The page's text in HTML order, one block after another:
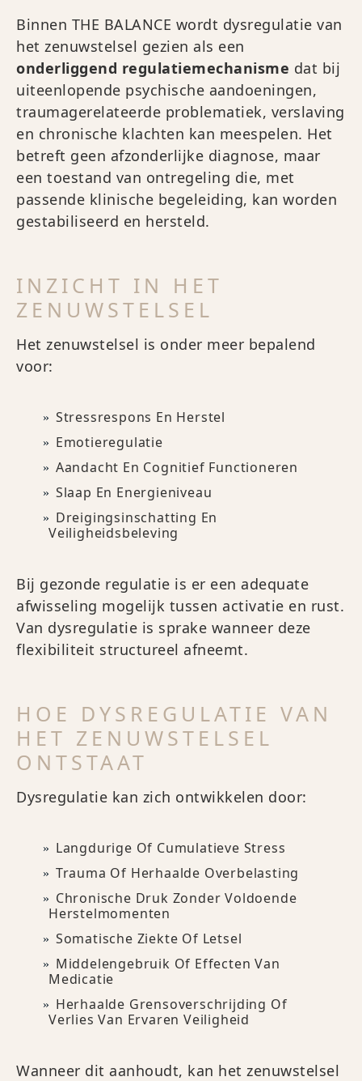
Binnen THE BALANCE wordt dysregulatie van
het zenuwstelsel gezien als een
onderliggend regulatiemechanisme dat bij
uiteenlopende psychische aandoeningen,
traumagerelateerde problematiek, verslaving
en chronische klachten kan meespelen. Het
betreft geen afzonderlijke diagnose, maar
een toestand van ontregeling die, met
passende klinische begeleiding, kan worden
gestabiliseerd en hersteld.
INZICHT IN HET
ZENUWSTELSEL
Het zenuwstelsel is onder meer bepalend
voor:
Stressrespons En Herstel
Emotieregulatie
Aandacht En Cognitief Functioneren
Slaap En Energieniveau
Dreigingsinschatting En
Veiligheidsbeleving
Bij gezonde regulatie is er een adequate
afwisseling mogelijk tussen activatie en rust.
Van dysregulatie is sprake wanneer deze
flexibiliteit structureel afneemt.
HOE DYSREGULATIE VAN
HET ZENUWSTELSEL
ONTSTAAT
Dysregulatie kan zich ontwikkelen door:
Langdurige Of Cumulatieve Stress
Trauma Of Herhaalde Overbelasting
Chronische Druk Zonder Voldoende
Herstelmomenten
Somatische Ziekte Of Letsel
Middelengebruik Of Effecten Van
Medicatie
Herhaalde Grensoverschrijding Of
Verlies Van Ervaren Veiligheid
Wanneer dit aanhoudt, kan het zenuwstelsel